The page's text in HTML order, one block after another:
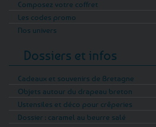
Composez votre coffret
Les codes promo
Nos univers
Dossiers et infos
Cadeaux et souvenirs de Bretagne
Objets autour du drapeau breton
Ustensiles et déco pour crêperies
Dossier : caramel au beurre salé